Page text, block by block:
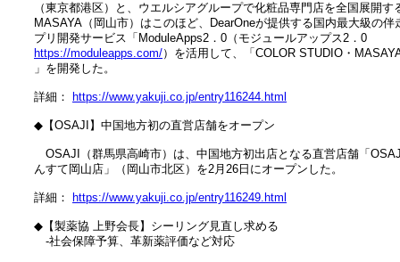
（東京都港区）と、ウエルシアグループで化粧品専門店を全国展開す
MASAYA（岡山市）はこのほど、DearOneが提供する国内最大級の伴
プリ開発サービス「ModuleApps2．0（モジュールアップス2．0
https://moduleapps.com/）を活用して、「COLOR STUDIO・
」を開発した。
詳細： https://www.yakuji.co.jp/entry116244.html
◆【OSAJI】中国地方初の直営店舗をオープン
OSAJI（群馬県高崎市）は、中国地方初出店となる直営店舗「
んすて岡山店」（岡山市北区）を2月26日にオープンした。
詳細： https://www.yakuji.co.jp/entry116249.html
◆【製薬協 上野会長】シーリング見直し求める
‐社会保障予算、革新薬評価など対応